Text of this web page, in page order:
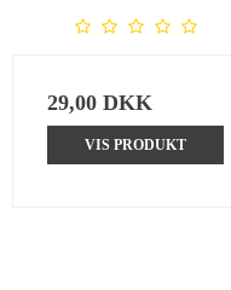
29,00 DKK
VIS PRODUKT